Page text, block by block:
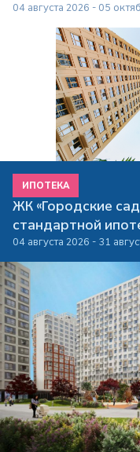
04 августа 2026 - 05
ИПОТЕКА
ЖК «Городские
04 августа 2026 - 31